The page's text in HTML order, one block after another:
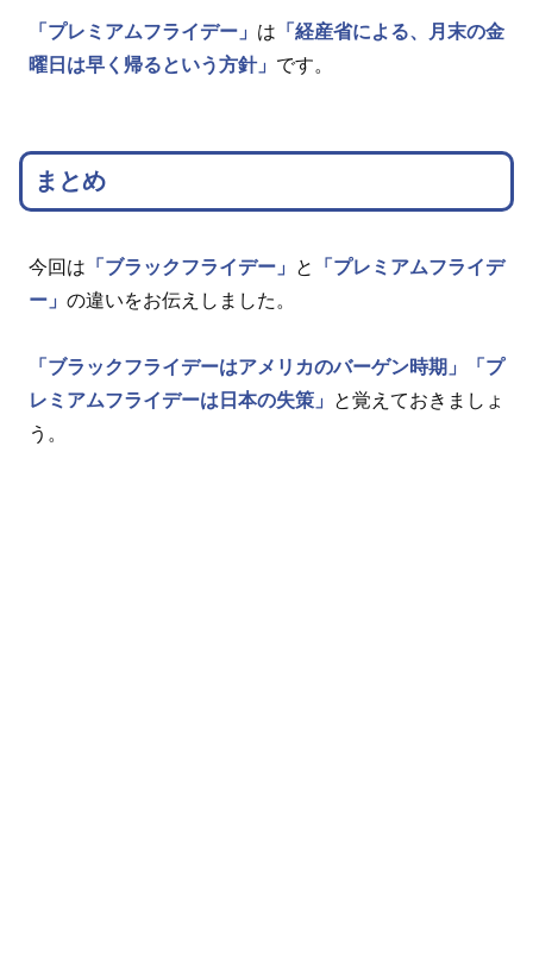
「プレミアムフライデー」 は 「経産省による、月末の金
曜日は早く帰るという方針」 です。
まとめ
今回は 「ブラックフライデー」 と
「プレミアムフライデ
ー」 の違いをお伝えしました。
「ブラックフライデーはアメリカのバーゲン時期」
「プ
レミアムフライデーは日本の失策」
と覚えておきましょ
う。